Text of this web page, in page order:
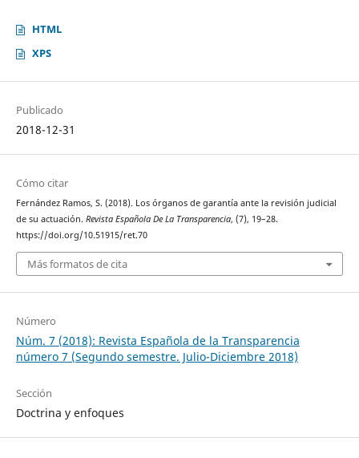
HTML
XPS
Publicado
2018-12-31
Cómo citar
Fernández Ramos, S. (2018). Los órganos de garantía ante la revisión judicial
de su actuación. Revista Española De La Transparencia, (7), 19–28.
https://doi.org/10.51915/ret.70
Más formatos de cita
Número
Núm. 7 (2018): Revista Española de la Transparencia
número 7 (Segundo semestre. Julio-Diciembre 2018)
Sección
Doctrina y enfoques